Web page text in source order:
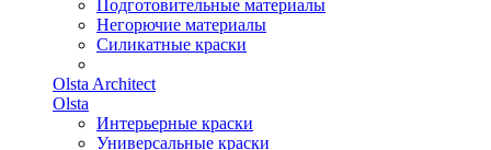
Подготовительные материалы
Негорючие материалы
Силикатные краски
Olsta Architect
Olsta
Интерьерные краски
Универсальные краски